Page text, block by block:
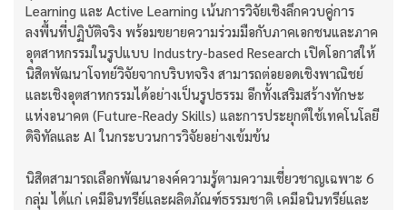
Learning และ Active Learning เน้นการวิจัยเชิงลึกควบคู่การ
ลงพื้นที่ปฏิบัติจริง พร้อมขยายความร่วมมือกับภาคเอกชนและภาค
อุตสาหกรรมในรูปแบบ Industry-based Research เปิดโอกาสให้
นิสิตพัฒนาโจทย์วิจัยจากบริบทจริง สามารถต่อยอดเชิงพาณิชย์
และเชิงอุตสาหกรรมได้อย่างเป็นรูปธรรม อีกทั้งเสริมสร้างทักษะ
แห่งอนาคต (Future-Ready Skills) และการประยุกต์ใช้เทคโนโลยี
ดิจิทัลและ AI ในกระบวนการวิจัยอย่างเข้มข้น
นิสิตสามารถเลือกพัฒนาองค์ความรู้ตามความเชี่ยวชาญเฉพาะ 6
กลุ่ม ได้แก่ เคมีอินทรีย์และผลิตภัณฑ์ธรรมชาติ เคมีอนินทรีย์และ